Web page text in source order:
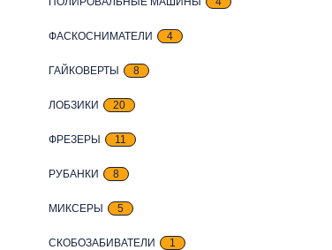
ФАСКОСНИМАТЕЛИ 4
ГАЙКОВЕРТЫ 8
ЛОБЗИКИ 20
ФРЕЗЕРЫ 11
РУБАНКИ 8
МИКСЕРЫ 5
СКОБОЗАБИВАТЕЛИ 1